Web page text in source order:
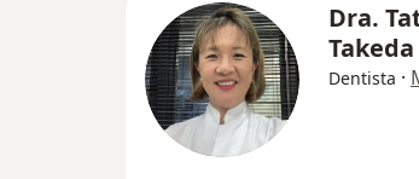
Dra.
Takeda
Dentista ·